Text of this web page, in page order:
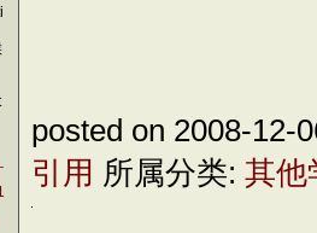
posted on 2008-12-
引用 所属分类: 其他